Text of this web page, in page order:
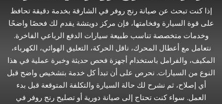
إذا كنت تبحث عن صيانة رنج روفر في الشارقة بخدمة دقيقة تحافظ
على قوة السيارة وفخامتها، فإن مركز دويتشة يقدم لك فحصًا واضحًا
وخدمات متخصصة تناسب طبيعة سيارات الدفع الرباعي الفاخرة.
نتعامل مع أعطال المحرك، ناقل الحركة، التعليق الهوائي، الكهرباء،
المكيف، والفرامل باستخدام أجهزة فحص حديثة وخبرة عملية في هذا
النوع من السيارات. نحرص على أن تبدأ كل خدمة بتشخيص واضح قبل
أي إصلاح، ثم نشرح لك حالة السيارة والتكلفة المتوقعة قبل بدء
العمل. سواء كنت تحتاج إلى صيانة دورية أو تصليح رنج روفر في